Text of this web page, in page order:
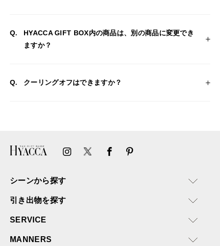
HYACCA GIFT BOX内の商品は、別の商品に変更でき
ますか？
クーリングオフはできますか？
シーンから探す
引き出物を探す
SERVICE
MANNERS